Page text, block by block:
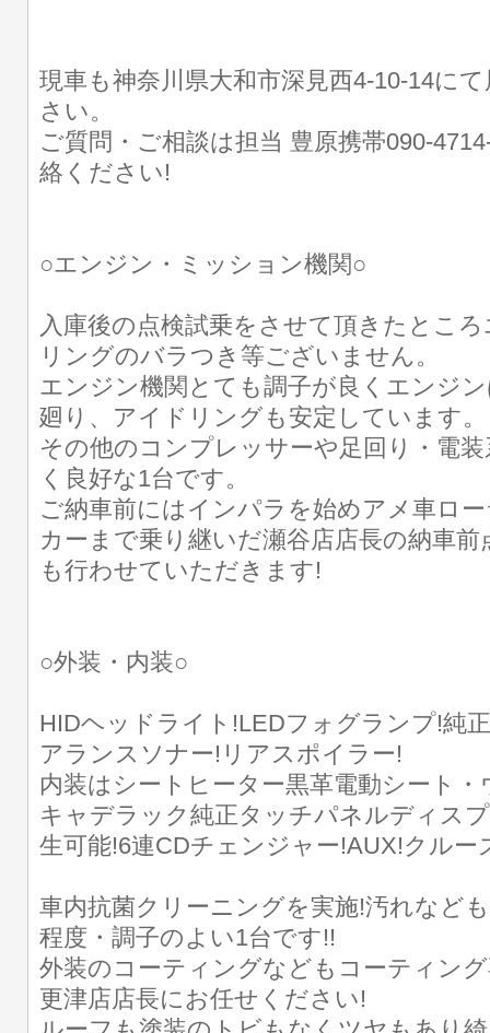
現車も神奈川県大和市深見西4-10-14に
さい。
ご質問・ご相談は担当 豊原携帯090-
絡ください!
○エンジン・ミッション機関○
入庫後の点検試乗をさせて頂きたとこ
リングのバラつき等ございません。
エンジン機関とても調子が良くエンジ
廻り、アイドリングも安定しています。
その他のコンプレッサーや足回り・電
く良好な1台です。
ご納車前にはインパラを始めアメ車ロ
カーまで乗り継いだ瀬谷店店長の納車
も行わせていただきます!
○外装・内装○
HIDヘッドライト!LEDフォグランプ!純
アランスソナー!リアスポイラー!
内装はシートヒーター黒革電動シート
キャデラック純正タッチパネルディス
生可能!6連CDチェンジャー!AUX!クルー
車内抗菌クリーニングを実施!汚れなど
程度・調子のよい1台です!!
外装のコーティングなどもコーティン
更津店店長にお任せください!